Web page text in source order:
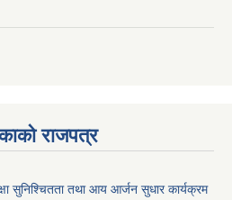
राजपत्र
सुनिश्चितता तथा आय आर्जन सुधार कार्यक्रम